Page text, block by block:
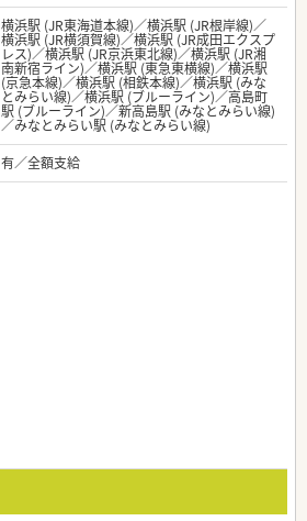
横浜駅 (JR東海道本線)／横浜駅 (JR根岸線)／
横浜駅 (JR横須賀線)／横浜駅 (JR成田エクスプ
レス)／横浜駅 (JR京浜東北線)／横浜駅 (JR湘
南新宿ライン)／横浜駅 (東急東横線)／横浜駅
(京急本線)／横浜駅 (相鉄本線)／横浜駅 (みな
とみらい線)／横浜駅 (ブルーライン)／高島町
駅 (ブルーライン)／新高島駅 (みなとみらい線)
／みなとみらい駅 (みなとみらい線)
有／全額支給